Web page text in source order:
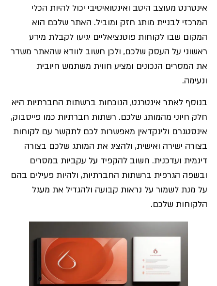
אינטרנט מעוצב היטב ואינטואיטיבי יכול להיות הכלי
המרכזי לבניית מותג חזק ומוביל. האתר שלכם הוא
המקום שבו לקוחות פוטנציאליים יגיעו לקבלת מידע
ראשוני על העסק שלכם, ולכן חשוב לוודא שהאתר משדר
את המסרים הנכונים ומציע חווית משתמש חיובית
ונעימה.
בנוסף לאתר אינטרנט, הנוכחות ברשתות החברתיות היא
חלק חיוני מהמותג שלכם. רשתות חברתיות כמו פייסבוק,
אינסטגרם ולינקדאין מאפשרות לכם לתקשר עם לקוחות
בצורה ישירה ואישית, ולהציג את המותג שלכם בצורה
דינמית ועדכנית. חשוב להקפיד על עקביות במסרים
ובשפה הגרפית ברשתות החברתיות, ולהיות פעילים בהם
על מנת לשמור על נראות קבועה ולהגדיל את מעגל
הלקוחות שלכם.